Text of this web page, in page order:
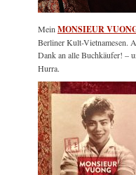
MeinMONSIEUR
Berliner Kult-Vietnamesen.
Dank an alle Buchkäufer! –
Hurra.